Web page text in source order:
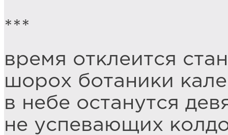
***
время отклеится
шорох ботаники
в небе останутся
не успевающих